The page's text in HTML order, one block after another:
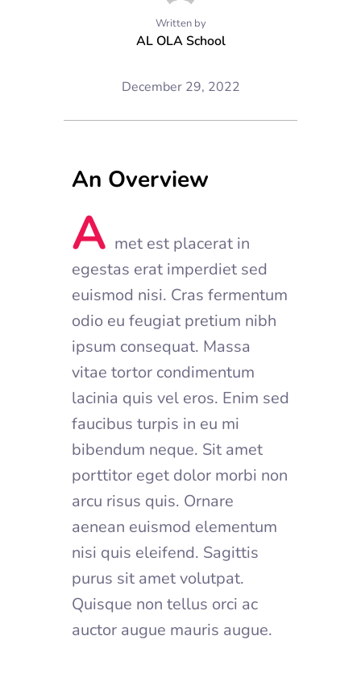
Written by
AL OLA School
December 29, 2022
An Overview
A met est placerat in
egestas erat imperdiet sed
euismod nisi. Cras fermentum
odio eu feugiat pretium nibh
ipsum consequat. Massa
vitae tortor condimentum
lacinia quis vel eros. Enim sed
faucibus turpis in eu mi
bibendum neque. Sit amet
porttitor eget dolor morbi non
arcu risus quis. Ornare
aenean euismod elementum
nisi quis eleifend. Sagittis
purus sit amet volutpat.
Quisque non tellus orci ac
auctor augue mauris augue.